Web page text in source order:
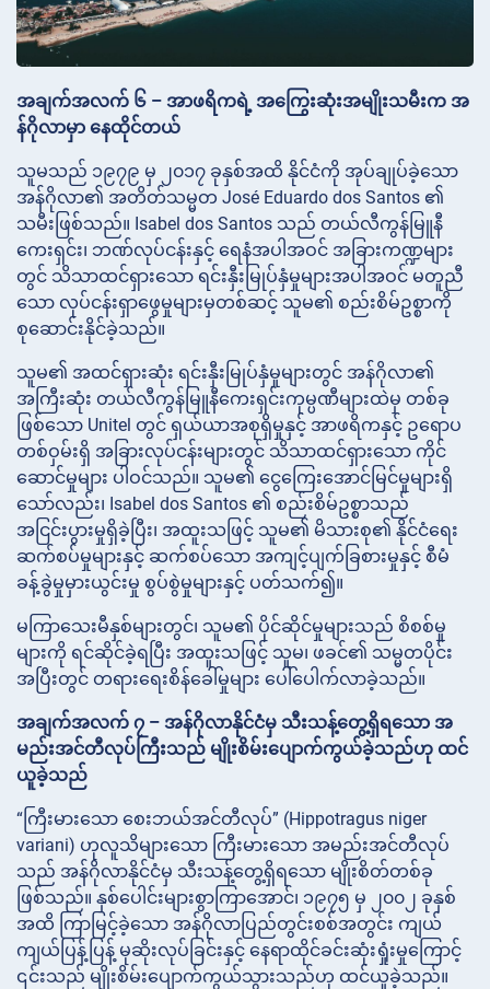
အချက်အလက် ၆ – အာဖရိကရဲ့ အကြွေးဆုံးအမျိုးသမီးက အ
န်ဂိုလာမှာ နေထိုင်တယ်
သူမသည် ၁၉၇၉ မှ ၂၀၁၇ ခုနှစ်အထိ နိုင်ငံကို အုပ်ချုပ်ခဲ့သော
အန်ဂိုလာ၏ အတိတ်သမ္မတ José Eduardo dos Santos ၏
သမီးဖြစ်သည်။ Isabel dos Santos သည် တယ်လီကွန်မြူနီ
ကေးရှင်း၊ ဘဏ်လုပ်ငန်းနှင့် ရေနံအပါအဝင် အခြားကဏ္ဍများ
တွင် သိသာထင်ရှားသော ရင်းနှီးမြုပ်နှံမှုများအပါအဝင် မတူညီ
သော လုပ်ငန်းရှာဖွေမှုများမှတစ်ဆင့် သူမ၏ စည်းစိမ်ဥစ္စာကို
စုဆောင်းနိုင်ခဲ့သည်။
သူမ၏ အထင်ရှားဆုံး ရင်းနှီးမြုပ်နှံမှုများတွင် အန်ဂိုလာ၏
အကြီးဆုံး တယ်လီကွန်မြူနီကေးရှင်းကုမ္ပဏီများထဲမှ တစ်ခု
ဖြစ်သော Unitel တွင် ရှယ်ယာအစုရှိမှုနှင့် အာဖရိကနှင့် ဥရောပ
တစ်ဝှမ်းရှိ အခြားလုပ်ငန်းများတွင် သိသာထင်ရှားသော ကိုင်
ဆောင်မှုများ ပါဝင်သည်။ သူမ၏ ငွေကြေးအောင်မြင်မှုများရှိ
သော်လည်း၊ Isabel dos Santos ၏ စည်းစိမ်ဥစ္စာသည်
အငြင်းပွားမှုရှိခဲ့ပြီး၊ အထူးသဖြင့် သူမ၏ မိသားစု၏ နိုင်ငံရေး
ဆက်စပ်မှုများနှင့် ဆက်စပ်သော အကျင့်ပျက်ခြစားမှုနှင့် စီမံ
ခန့်ခွဲမှုမှားယွင်းမှု စွပ်စွဲမှုများနှင့် ပတ်သက်၍။
မကြာသေးမီနှစ်များတွင်၊ သူမ၏ ပိုင်ဆိုင်မှုများသည် စိစစ်မှု
များကို ရင်ဆိုင်ခဲ့ရပြီး အထူးသဖြင့် သူမ၊ ဖခင်၏ သမ္မတပိုင်း
အပြီးတွင် တရားရေးစိန်ခေါ်မှုများ ပေါ်ပေါက်လာခဲ့သည်။
အချက်အလက် ၇ – အန်ဂိုလာနိုင်ငံမှ သီးသန့်တွေ့ရှိရသော အ
မည်းအင်တီလုပ်ကြီးသည် မျိုးစိမ်းပျောက်ကွယ်ခဲ့သည်ဟု ထင်
ယူခဲ့သည်
“ကြီးမားသော စေးဘယ်အင်တီလုပ်” (Hippotragus niger
variani) ဟုလူသိများသော ကြီးမားသော အမည်းအင်တီလုပ်
သည် အန်ဂိုလာနိုင်ငံမှ သီးသန့်တွေ့ရှိရသော မျိုးစိတ်တစ်ခု
ဖြစ်သည်။ နှစ်ပေါင်းများစွာကြာအောင်၊ ၁၉၇၅ မှ ၂၀၀၂ ခုနှစ်
အထိ ကြာမြင့်ခဲ့သော အန်ဂိုလာပြည်တွင်းစစ်အတွင်း ကျယ်
ကျယ်ပြန့်ပြန့် မုဆိုးလုပ်ခြင်းနှင့် နေရာထိုင်ခင်းဆုံးရှုံးမှုကြောင့်
၎င်းသည် မျိုးစိမ်းပျောက်ကွယ်သွားသည်ဟု ထင်ယူခဲ့သည်။